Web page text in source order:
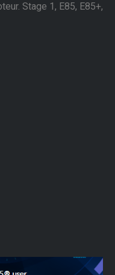
Stage 1, E85, E85+,